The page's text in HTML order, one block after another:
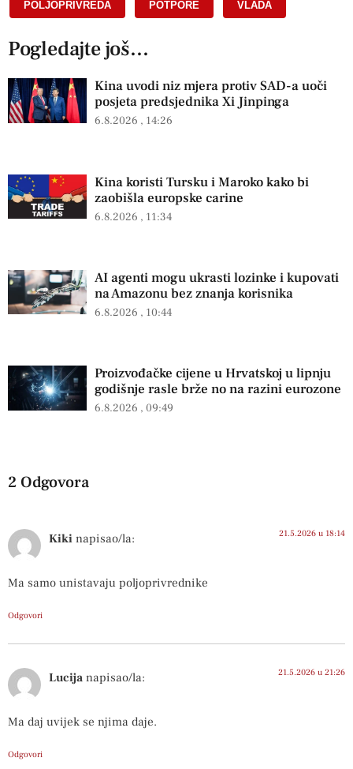
POLJOPRIVREDA POTPORE VLADA
Pogledajte još...
Kina uvodi niz mjera protiv SAD-a uoči
posjeta predsjednika Xi Jinpinga
6.8.2026 14:26
Kina koristi Tursku i Maroko kako bi
zaobišla europske carine
6.8.2026 11:34
AI agenti mogu ukrasti lozinke i kupovati
na Amazonu bez znanja korisnika
6.8.2026 10:44
Proizvođačke cijene u Hrvatskoj u lipnju
godišnje rasle brže no na razini eurozone
6.8.2026 09:49
2 Odgovora
Kiki napisao/la: 21.5.2026 u 18:14
Ma samo unistavaju poljoprivrednike
Odgovori
Lucija napisao/la: 21.5.2026 u 21:26
Ma daj uvijek se njima daje.
Odgovori